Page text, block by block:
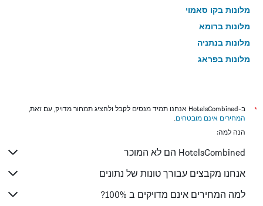
מלונות בקו סאמוי
מלונות ברומא
מלונות בנתניה
מלונות בפראג
מלונות בניו יורק
מלונות בבנגקוק
מלונות בבוקרשט
מלונות בפאפוס
מלונות בלימסול
*
ב-HotelsCombined אנחנו תמיד מנסים לקבל ולהציג תמחור מדויק, עם זאת,
המחירים אינם מובטחים.
הנה למה:
HotelsCombined הם לא המוכר
אנחנו מקבצים עבורך טונות של נתונים
למה המחירים אינם מדויקים ב 100%?